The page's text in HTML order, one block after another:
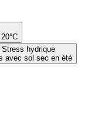
Stress hydrique
avec sol sec en été